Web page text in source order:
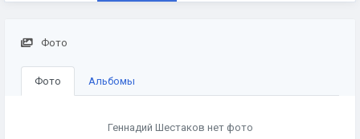
Фото
Фото Альбомы
Геннадий Шестаков нет фото